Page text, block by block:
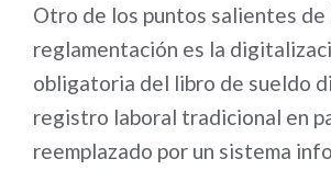
Otro de los puntos salientes de
reglamentación es la
obligatoria del libro de sueldo
registro laboral tradicional en
reemplazado por un sistema